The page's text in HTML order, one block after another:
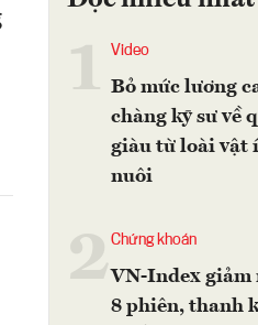
Video
Bỏ mức lương
chàng kỹ sư về
giàu từ loài vật
nuôi
2Chứng khoán
VN-Index giảm
8 phiên, thanh